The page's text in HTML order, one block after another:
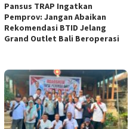
Pansus TRAP Ingatkan
Pemprov: Jangan Abaikan
Rekomendasi BTID Jelang
Grand Outlet Bali Beroperasi